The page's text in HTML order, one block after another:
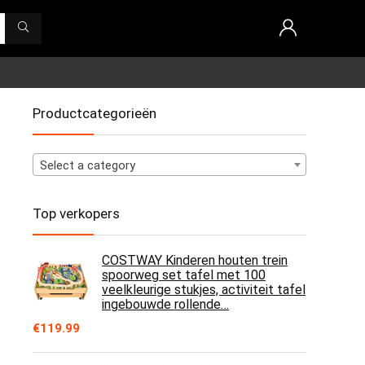
Productcategorieën
Select a category
Top verkopers
COSTWAY Kinderen houten trein
spoorweg set tafel met 100
veelkleurige stukjes, activiteit tafel
ingebouwde rollende…
€119.99